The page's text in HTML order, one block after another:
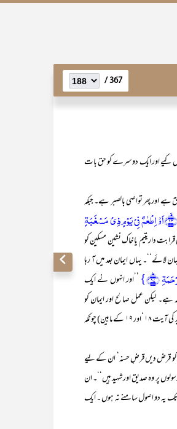
367 /
کیے اور ایک دوسرے کو حق بات
اور پھر تواصی بالصبر ہے۔ جبکہ
{فَکُّ رَقَبَۃٍ ﴿ۙ۱۳﴾اَوۡ اِطۡعٰمٌ فِیۡ یَوۡمٍ ذِیۡ مَسۡغَبَۃٍ
داریتیم یا خاک نشین مسکین کو
لائے‘‘۔ یہاں ایمان بعد میں آ رہا
﴿ؕ۱۷﴾}
’’اور انہوں نے ایک
ہے۔ لیکن عمل صالح اور ایمان کو
ہے‘ جس نے کہ حقائق کے خزانے کا دروازہ کھول دیا ہے ۔ یہاں (سورۃ الحدید کی آیت ۱۸ ‘اور ۱۹ کے مابین) چونکہ
کو قرض دیں قرضِ حسنہ‘ ان کے لیے
پر وہ صدیق اور شہید ہیں‘‘۔ ان
یہ دو اصول سامنے نہ ہوں ۔ ایک